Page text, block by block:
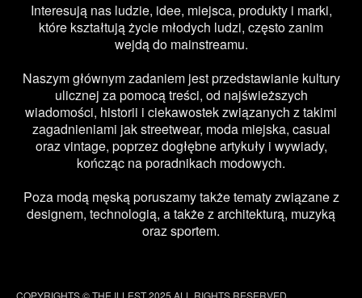
Interesują nas ludzie, idee, miejsca, produkty i marki,
które kształtują życie młodych ludzi, często zanim
wejdą do mainstreamu.
Naszym głównym zadaniem jest przedstawianie kultury
ulicznej za pomocą treści, od najświeższych
wiadomości, historii i ciekawostek związanych z takimi
zagadnieniami jak streetwear, moda miejska, casual
oraz vintage, poprzez dogłębne artykuły i wywiady,
kończąc na poradnikach modowych.
Poza modą męską poruszamy także tematy związane z
designem, technologią, a także z architekturą, muzyką
oraz sportem.
COPYRIGHTS © THE ILLEST 2025 ALL RIGHTS RESERVED.